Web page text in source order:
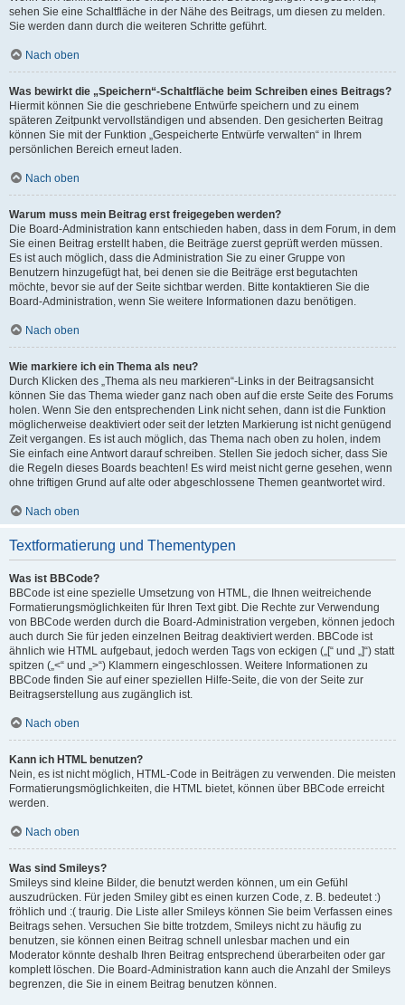
sehen Sie eine Schaltfläche in der Nähe des Beitrags, um diesen zu melden.
Sie werden dann durch die weiteren Schritte geführt.
Nach oben
Was bewirkt die „Speichern“-Schaltfläche beim Schreiben eines Beitrags?
Hiermit können Sie die geschriebene Entwürfe speichern und zu einem
späteren Zeitpunkt vervollständigen und absenden. Den gesicherten Beitrag
können Sie mit der Funktion „Gespeicherte Entwürfe verwalten“ in Ihrem
persönlichen Bereich erneut laden.
Nach oben
Warum muss mein Beitrag erst freigegeben werden?
Die Board-Administration kann entschieden haben, dass in dem Forum, in dem
Sie einen Beitrag erstellt haben, die Beiträge zuerst geprüft werden müssen.
Es ist auch möglich, dass die Administration Sie zu einer Gruppe von
Benutzern hinzugefügt hat, bei denen sie die Beiträge erst begutachten
möchte, bevor sie auf der Seite sichtbar werden. Bitte kontaktieren Sie die
Board-Administration, wenn Sie weitere Informationen dazu benötigen.
Nach oben
Wie markiere ich ein Thema als neu?
Durch Klicken des „Thema als neu markieren“-Links in der Beitragsansicht
können Sie das Thema wieder ganz nach oben auf die erste Seite des Forums
holen. Wenn Sie den entsprechenden Link nicht sehen, dann ist die Funktion
möglicherweise deaktiviert oder seit der letzten Markierung ist nicht genügend
Zeit vergangen. Es ist auch möglich, das Thema nach oben zu holen, indem
Sie einfach eine Antwort darauf schreiben. Stellen Sie jedoch sicher, dass Sie
die Regeln dieses Boards beachten! Es wird meist nicht gerne gesehen, wenn
ohne triftigen Grund auf alte oder abgeschlossene Themen geantwortet wird.
Nach oben
Textformatierung und Thementypen
Was ist BBCode?
BBCode ist eine spezielle Umsetzung von HTML, die Ihnen weitreichende
Formatierungsmöglichkeiten für Ihren Text gibt. Die Rechte zur Verwendung
von BBCode werden durch die Board-Administration vergeben, können jedoch
auch durch Sie für jeden einzelnen Beitrag deaktiviert werden. BBCode ist
ähnlich wie HTML aufgebaut, jedoch werden Tags von eckigen („[“ und „]“) statt
spitzen („<“ und „>“) Klammern eingeschlossen. Weitere Informationen zu
BBCode finden Sie auf einer speziellen Hilfe-Seite, die von der Seite zur
Beitragserstellung aus zugänglich ist.
Nach oben
Kann ich HTML benutzen?
Nein, es ist nicht möglich, HTML-Code in Beiträgen zu verwenden. Die meisten
Formatierungsmöglichkeiten, die HTML bietet, können über BBCode erreicht
werden.
Nach oben
Was sind Smileys?
Smileys sind kleine Bilder, die benutzt werden können, um ein Gefühl
auszudrücken. Für jeden Smiley gibt es einen kurzen Code, z. B. bedeutet :)
fröhlich und :( traurig. Die Liste aller Smileys können Sie beim Verfassen eines
Beitrags sehen. Versuchen Sie bitte trotzdem, Smileys nicht zu häufig zu
benutzen, sie können einen Beitrag schnell unlesbar machen und ein
Moderator könnte deshalb Ihren Beitrag entsprechend überarbeiten oder gar
komplett löschen. Die Board-Administration kann auch die Anzahl der Smileys
begrenzen, die Sie in einem Beitrag benutzen können.